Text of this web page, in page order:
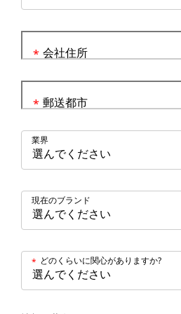
会社住所
*
郵送都市
*
業界
現在のブランド
どのくらいに関心がありますか?
*